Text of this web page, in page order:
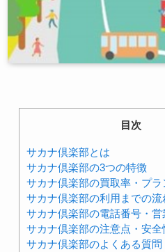
目次
サカナ倶楽部とは
サカナ倶楽部の3つの特徴
サカナ倶楽部の買取率・プラ
サカナ倶楽部の利用までの
サカナ倶楽部の電話番号・
サカナ倶楽部の注意点・安全
サカナ倶楽部のよくある質問